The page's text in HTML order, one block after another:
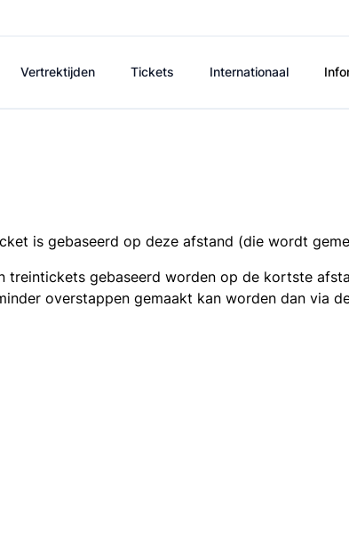
Vertrektijden Tickets Internationaal
is gebaseerd op deze afstand (die wordt
gebaseerd worden op de kortste
overstappen gemaakt kan worden dan via